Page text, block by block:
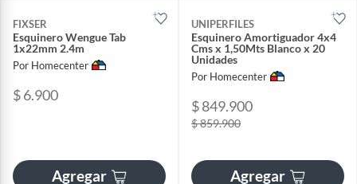
FIXSER
Esquinero Wengue Tab
1x22mm 2.4m
Por Homecenter
$ 6.900
Agregar
UNIPERFILES
Esquinero Amortiguador 4x4
Cms x 1,50Mts Blanco x 20
Unidades
Por Homecenter
$ 849.900
$ 859.900
Agregar